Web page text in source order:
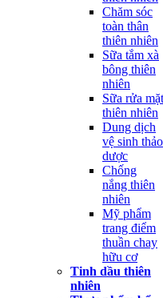
Chăm sóc
toàn thân
thiên nhiên
Sữa tắm xà
bông thiên
nhiên
Sữa rửa mặt
thiên nhiên
Dung dịch
vệ sinh thảo
dược
Chống
nắng thiên
nhiên
Mỹ phẩm
trang điểm
thuần chay
hữu cơ
Tinh dầu thiên
nhiên